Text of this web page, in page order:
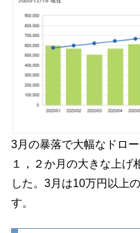
3月の暴落で大幅なドロ
１，２か月の大きな上げ
した。3月は10万円以上
す。